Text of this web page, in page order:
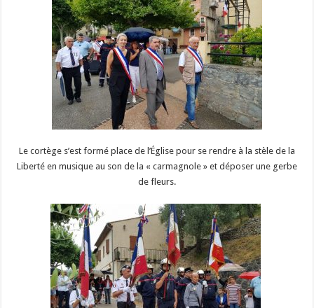
Le cortège s’est formé place de l’Église pour se rendre à la stèle de la
Liberté en musique au son de la « carmagnole » et déposer une gerbe
de fleurs.